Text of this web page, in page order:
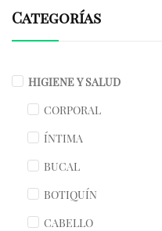
Categorías
HIGIENE Y SALUD
CORPORAL
ÍNTIMA
BUCAL
BOTIQUÍN
CABELLO